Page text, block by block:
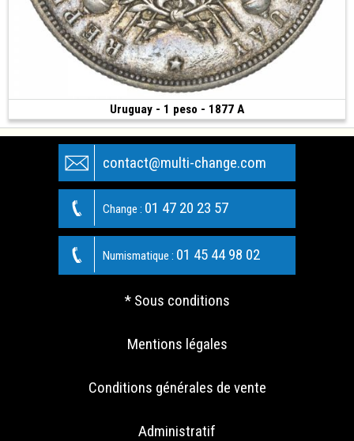
Uruguay - 1 peso - 1877 A
(1877 • Paris • 24.80 g • 37 mm)
contact@multi-change.com
Change : 01 47 20 23 57
Numismatique : 01 45 44 98 02
* Sous conditions
Mentions légales
Conditions générales de vente
Administratif